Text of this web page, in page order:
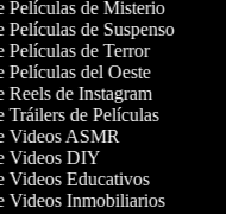
Películas de Misterio
Películas de Suspenso
Películas de Terror
Películas del Oeste
Reels de Instagram
Tráilers de Películas
Videos ASMR
Videos DIY
Videos Educativos
Videos Inmobiliarios